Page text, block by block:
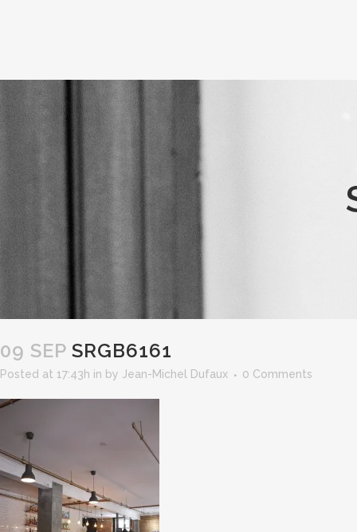
09 SEP SRGB6161
Posted at 17:43h in by Jean-Michel Dufaux 0 Comments